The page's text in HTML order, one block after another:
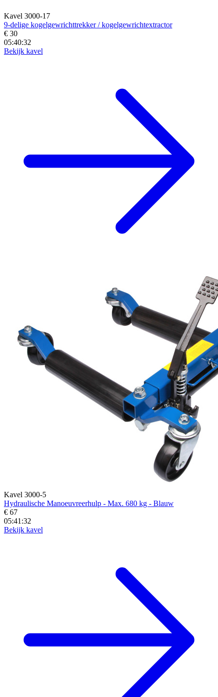
Kavel 3000-17
9-delige kogelgewrichttrekker / kogelgewrichtextractor
€ 30
05:40:30
Bekijk kavel
Kavel 3000-5
Hydraulische Manoeuvreerhulp - Max. 680 kg - Blauw
€ 67
05:41:30
Bekijk kavel